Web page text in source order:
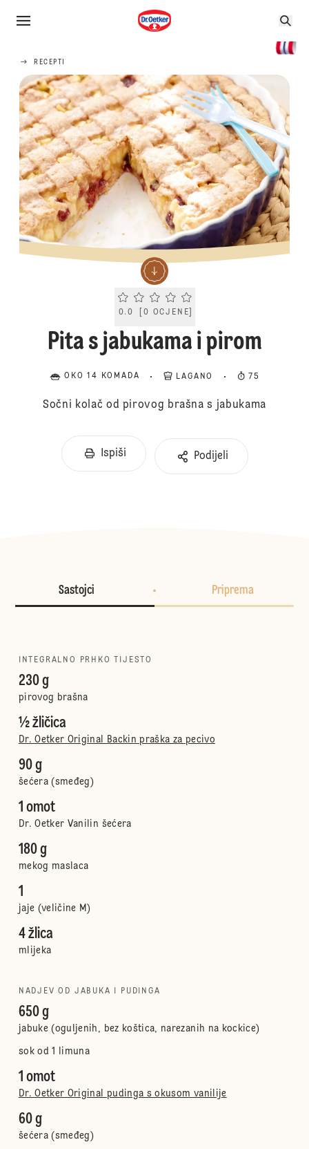
RECEPTI
Current rating 0.0. Click to rate.
0.0 0 OCJENE
Pita s jabukama i pirom
OKO 14 KOMADA LAGANO 75
Sočni kolač od pirovog brašna s jabukama
Ispiši Podijeli
Sastojci Priprema
INTEGRALNO PRHKO TIJESTO
230 g
pirovog brašna
½ žličica
Dr. Oetker Original Backin praška za pecivo
90 g
šećera (smeđeg)
1 omot
Dr. Oetker Vanilin šećera
180 g
mekog maslaca
1
jaje (veličine M)
4 žlica
mlijeka
NADJEV OD JABUKA I PUDINGA
650 g
jabuke (oguljenih, bez koštica, narezanih na kockice)
sok od 1 limuna
1 omot
Dr. Oetker Original pudinga s okusom vanilije
60 g
šećera (smeđeg)